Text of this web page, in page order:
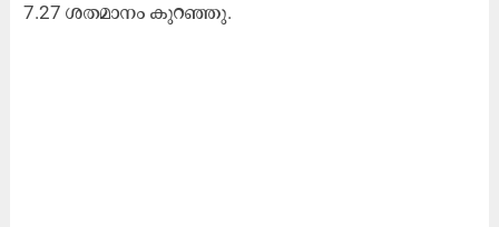
7.27 ശ​ത​മാ​നം കു​റ​ഞ്ഞു.